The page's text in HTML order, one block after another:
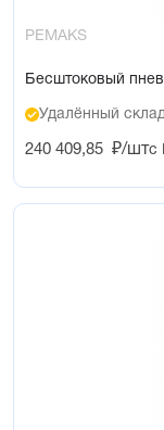
PEMAKS
Бесштоковый
Удалённый
240 409,85 ₽/штс